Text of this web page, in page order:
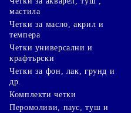
мастила
Четки за масло, акрил и
темпера
Четки универсални и
крафтърски
Четки за фон, лак, грунд и
др.
Комплекти четки
Перомоливи, паус, туш и